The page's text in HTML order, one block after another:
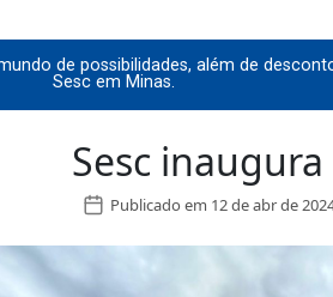
de possibilidades, além de
Sesc em Minas.
Sesc
Publicado em 12 de abr de